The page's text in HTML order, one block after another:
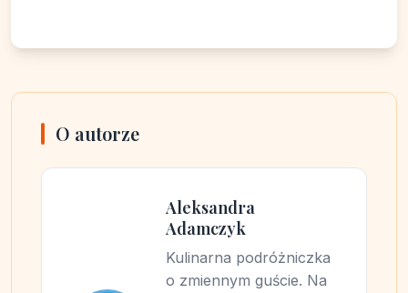
O autorze
Aleksandra
Adamczyk
Kulinarna podróżniczka
o zmiennym guście. Na